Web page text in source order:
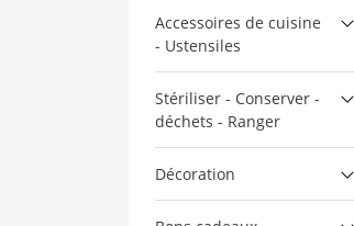
Accessoires de cuisine
- Ustensiles
Stériliser - Conserver -
déchets - Ranger
Décoration